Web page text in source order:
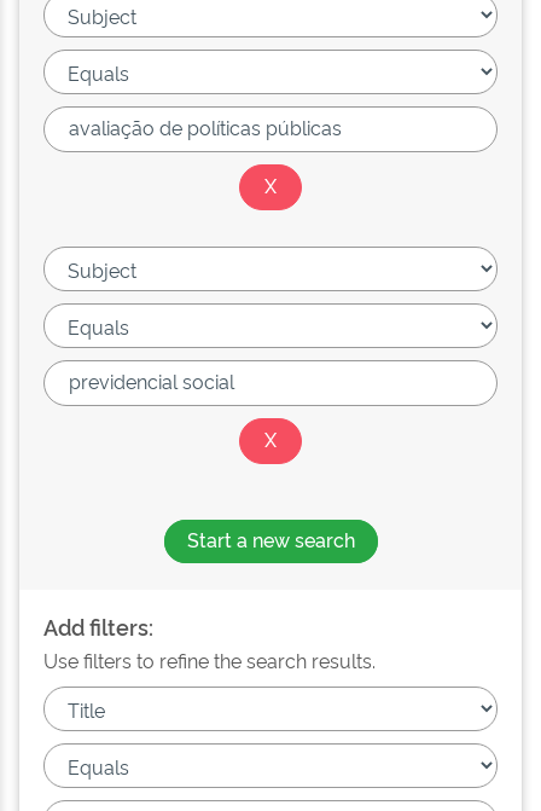
Start a new search
Add filters:
Use filters to refine the search results.